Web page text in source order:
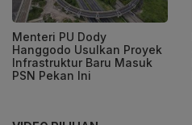
Menteri PU Dody
Hanggodo Usulkan Proyek
Infrastruktur Baru Masuk
PSN Pekan Ini